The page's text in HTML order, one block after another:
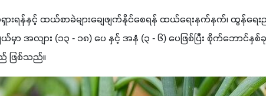
းရန်နှင့် ထယ်စာခဲများချေဖျက်နိုင်စေရန် ထယ်ရေးနက်နက်၊ ထွန်ရ
အလျား (၁၃ - ၁၈) ပေ နှင့် အနံ (၃ - ၆) ပေဖြစ်ပြီး စိုက်ဘောင်နှစ်
ဖြစ်သည်။